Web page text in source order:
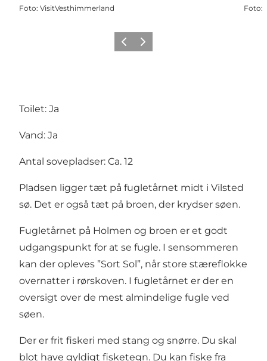
Foto: VisitVesthimmerland Foto:
Forrige billede
Næste billede
Toilet: Ja
Vand: Ja
Antal sovepladser: Ca. 12
Pladsen ligger tæt på fugletårnet midt i Vilsted
sø. Det er også tæt på broen, der krydser søen.
Fugletårnet på Holmen og broen er et godt
udgangspunkt for at se fugle. I sensommeren
kan der opleves ”Sort Sol”, når store stæreflokke
overnatter i rørskoven. I fugletårnet er der en
oversigt over de mest almindelige fugle ved
søen.
Der er frit fiskeri med stang og snørre. Du skal
blot have gyldigt fisketegn. Du kan fiske fra